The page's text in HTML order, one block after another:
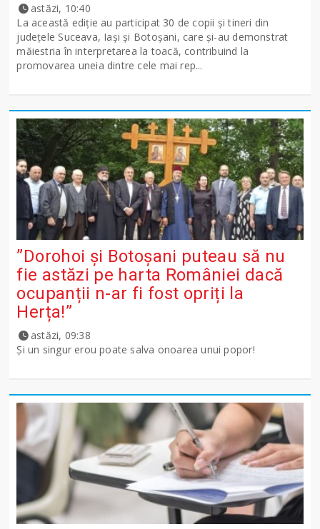
astăzi, 10:40
La această ediție au participat 30 de copii și tineri din
județele Suceava, Iași și Botoșani, care și-au demonstrat
măiestria în interpretarea la toacă, contribuind la
promovarea uneia dintre cele mai rep...
”Dorohoi și Botoșani puteau să nu
fie astăzi pe harta României dacă
ocupanții n-ar fi fost opriți la
Herța!”
astăzi, 09:38
Și un singur erou poate salva onoarea unui popor!